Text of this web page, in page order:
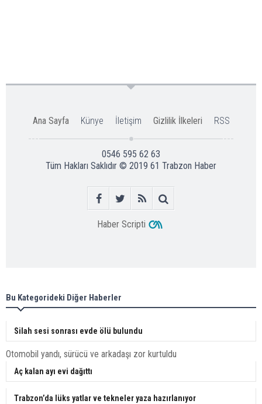
Ana Sayfa Künye İletişim Gizlilik İlkeleri RSS
0546 595 62 63
Tüm Hakları Saklıdır © 2019 61 Trabzon Haber
Haber Scripti
Bu Kategorideki Diğer Haberler
Silah sesi sonrası evde ölü bulundu
Otomobil yandı, sürücü ve arkadaşı zor kurtuldu
Aç kalan ayı evi dağıttı
Trabzon’da lüks yatlar ve tekneler yaza hazırlanıyor